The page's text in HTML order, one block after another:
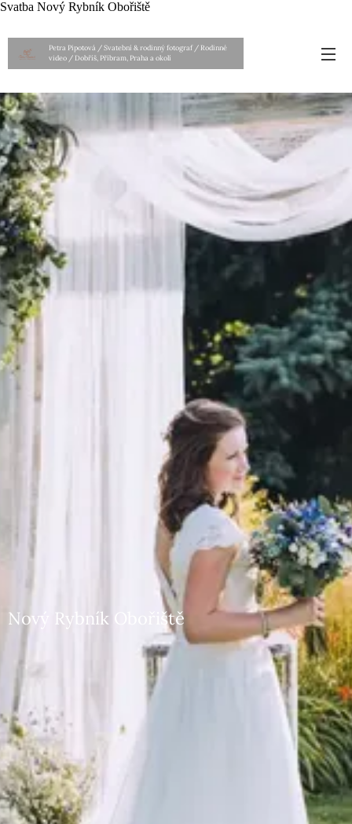
Svatba Nový Rybník Obořiště
Petra Pipotová / Svatební & rodinný fotograf / Rodinné
video / Dobříš, Příbram, Praha a okolí
Nový Rybník Obořiště